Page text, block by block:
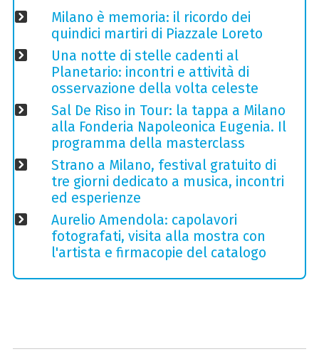
Milano è memoria: il ricordo dei
quindici martiri di Piazzale Loreto
Una notte di stelle cadenti al
Planetario: incontri e attività di
osservazione della volta celeste
Sal De Riso in Tour: la tappa a Milano
alla Fonderia Napoleonica Eugenia. Il
programma della masterclass
Strano a Milano, festival gratuito di
tre giorni dedicato a musica, incontri
ed esperienze
Aurelio Amendola: capolavori
fotografati, visita alla mostra con
l'artista e firmacopie del catalogo